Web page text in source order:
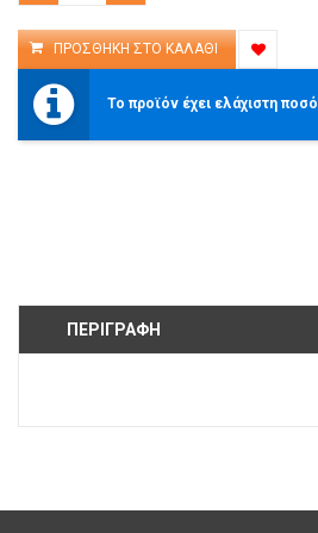
Το προϊόν έχει ελάχιστη
ΠΕΡΙΓΡΑΦΉ